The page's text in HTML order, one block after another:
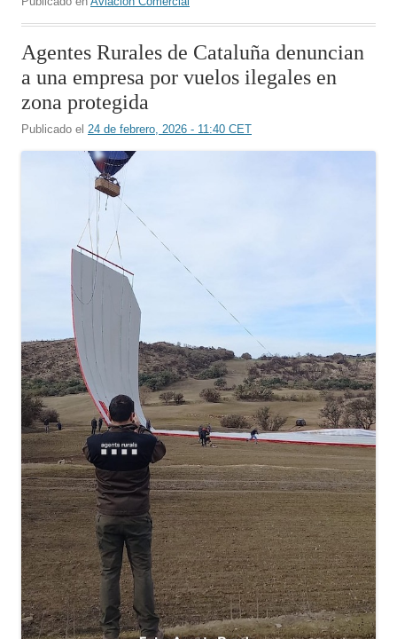
Agentes Rurales de Cataluña denuncian
a una empresa por vuelos ilegales en
zona protegida
Publicado el 24 de febrero, 2026 - 11:40 CET